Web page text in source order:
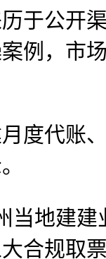
公开渠
例，市
代账、
地建建
合规取